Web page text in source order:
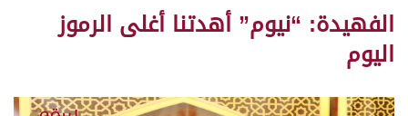
الفهيدة: “نيوم” أهدتنا أغلى الرموز
اليوم